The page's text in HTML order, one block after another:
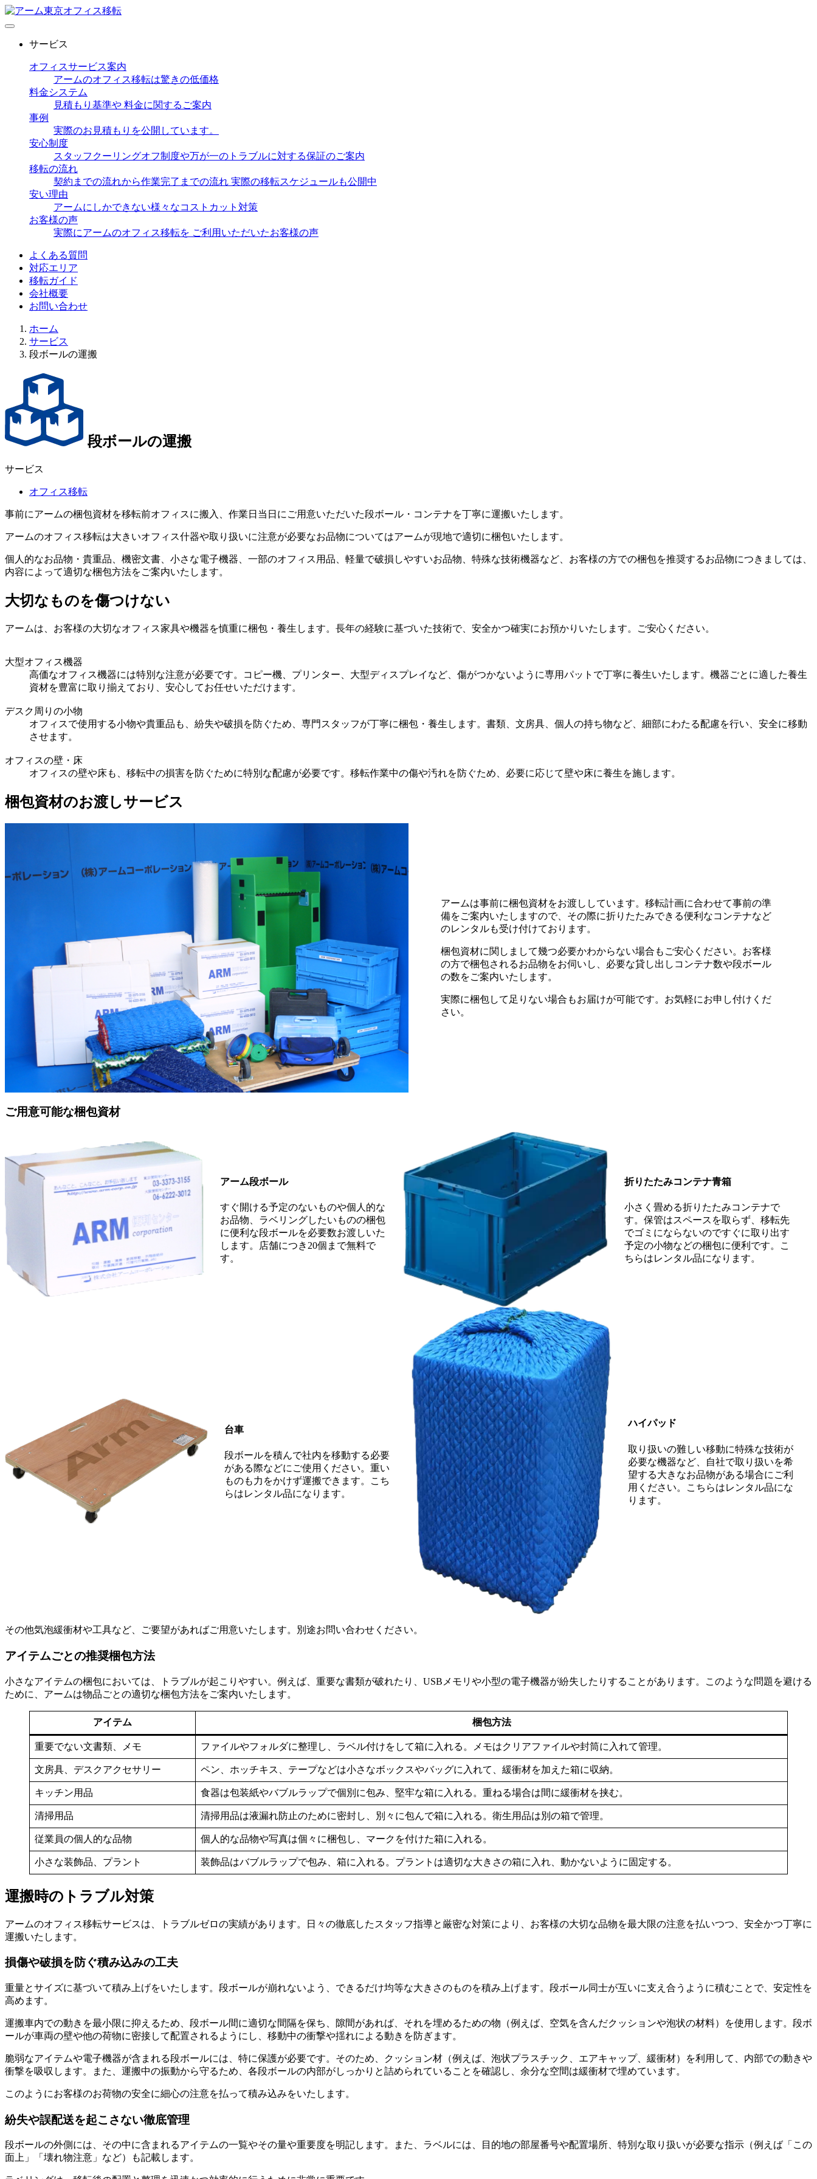
サービス
オフィスサービス案内
アームのオフィス移転は驚きの低価格
料金システム
見積もり基準や 料金に関するご案内
事例
実際のお見積もりを公開しています。
安心制度
スタッフクーリングオフ制度や万が一のトラブルに対する保証のご案内
移転の流れ
契約までの流れから作業完了までの流れ 実際の移転スケジュールも公開中
安い理由
アームにしかできない様々なコストカット対策
お客様の声
実際にアームのオフィス移転を ご利用いただいたお客様の声
よくある質問
対応エリア
移転ガイド
会社概要
お問い合わせ
ホーム
サービス
段ボールの運搬
段ボールの運搬
サービス
オフィス移転
事前にアームの梱包資材を移転前オフィスに搬入、作業日当日にご用意いただいた段ボール・コンテナを丁寧に運搬いたします。
アームのオフィス移転は大きいオフィス什器や取り扱いに注意が必要なお品物についてはアームが現地で適切に梱包いたします。
個人的なお品物・貴重品、機密文書、小さな電子機器、一部のオフィス用品、軽量で破損しやすいお品物、特殊な技術機器など、お客様の方での梱包を推奨するお品物につきましては、
内容によって適切な梱包方法をご案内いたします。
大切なものを傷つけない
アームは、お客様の大切なオフィス家具や機器を慎重に梱包・養生します。長年の経験に基づいた技術で、安全かつ確実にお預かりいたします。ご安心ください。
大型オフィス機器
高価なオフィス機器には特別な注意が必要です。コピー機、プリンター、大型ディスプレイなど、傷がつかないように専用パットで丁寧に養生いたします。機器ごとに適した養生
資材を豊富に取り揃えており、安心してお任せいただけます。
デスク周りの小物
オフィスで使用する小物や貴重品も、紛失や破損を防ぐため、専門スタッフが丁寧に梱包・養生します。書類、文房具、個人の持ち物など、細部にわたる配慮を行い、安全に移動
させます。
オフィスの壁・床
オフィスの壁や床も、移転中の損害を防ぐために特別な配慮が必要です。移転作業中の傷や汚れを防ぐため、必要に応じて壁や床に養生を施します。
梱包資材のお渡しサービス
アームは事前に梱包資材をお渡ししています。移転計画に合わせて事前の準
備をご案内いたしますので、その際に折りたたみできる便利なコンテナなど
のレンタルも受け付けております。
梱包資材に関しまして幾つ必要かわからない場合もご安心ください。お客様
の方で梱包されるお品物をお伺いし、必要な貸し出しコンテナ数や段ボール
の数をご案内いたします。
実際に梱包して足りない場合もお届けが可能です。お気軽にお申し付けくだ
さい。
ご用意可能な梱包資材
アーム段ボール
すぐ開ける予定のないものや個人的な
お品物、ラベリングしたいものの梱包
に便利な段ボールを必要数お渡しいた
します。店舗につき20個まで無料で
す。
折りたたみコンテナ青箱
小さく畳める折りたたみコンテナで
す。保管はスペースを取らず、移転先
でゴミにならないのですぐに取り出す
予定の小物などの梱包に便利です。こ
ちらはレンタル品になります。
台車
段ボールを積んで社内を移動する必要
がある際などにご使用ください。重い
ものも力をかけず運搬できます。こち
らはレンタル品になります。
ハイパッド
取り扱いの難しい移動に特殊な技術が
必要な機器など、自社で取り扱いを希
望する大きなお品物がある場合にご利
用ください。こちらはレンタル品にな
ります。
その他気泡緩衝材や工具など、ご要望があればご用意いたします。別途お問い合わせください。
アイテムごとの推奨梱包方法
小さなアイテムの梱包においては、トラブルが起こりやすい。例えば、重要な書類が破れたり、USBメモリや小型の電子機器が紛失したりすることがあります。このような問題を避ける
ために、アームは物品ごとの適切な梱包方法をご案内いたします。
アイテム 梱包方法
重要でない文書類、メモ ファイルやフォルダに整理し、ラベル付けをして箱に入れる。メモはクリアファイルや封筒に入れて管理。
文房具、デスクアクセサリー ペン、ホッチキス、テープなどは小さなボックスやバッグに入れて、緩衝材を加えた箱に収納。
キッチン用品 食器は包装紙やバブルラップで個別に包み、堅牢な箱に入れる。重ねる場合は間に緩衝材を挟む。
清掃用品 清掃用品は液漏れ防止のために密封し、別々に包んで箱に入れる。衛生用品は別の箱で管理。
従業員の個人的な品物 個人的な品物や写真は個々に梱包し、マークを付けた箱に入れる。
小さな装飾品、プラント 装飾品はバブルラップで包み、箱に入れる。プラントは適切な大きさの箱に入れ、動かないように固定する。
運搬時のトラブル対策
アームのオフィス移転サービスは、トラブルゼロの実績があります。日々の徹底したスタッフ指導と厳密な対策により、お客様の大切な品物を最大限の注意を払いつつ、安全かつ丁寧に
運搬いたします。
損傷や破損を防ぐ積み込みの工夫
重量とサイズに基づいて積み上げをいたします。段ボールが崩れないよう、できるだけ均等な大きさのものを積み上げます。段ボール同士が互いに支え合うように積むことで、安定性を
高めます。
運搬車内での動きを最小限に抑えるため、段ボール間に適切な間隔を保ち、隙間があれば、それを埋めるための物（例えば、空気を含んだクッションや泡状の材料）を使用します。段ボ
ールが車両の壁や他の荷物に密接して配置されるようにし、移動中の衝撃や揺れによる動きを防ぎます。
脆弱なアイテムや電子機器が含まれる段ボールには、特に保護が必要です。そのため、クッション材（例えば、泡状プラスチック、エアキャップ、緩衝材）を利用して、内部での動きや
衝撃を吸収します。また、運搬中の振動から守るため、各段ボールの内部がしっかりと詰められていることを確認し、余分な空間は緩衝材で埋めています。
このようにお客様のお荷物の安全に細心の注意を払って積み込みをいたします。
紛失や誤配送を起こさない徹底管理
段ボールの外側には、その中に含まれるアイテムの一覧やその量や重要度を明記します。また、ラベルには、目的地の部屋番号や配置場所、特別な取り扱いが必要な指示（例えば「この
面上」「壊れ物注意」など）も記載します。